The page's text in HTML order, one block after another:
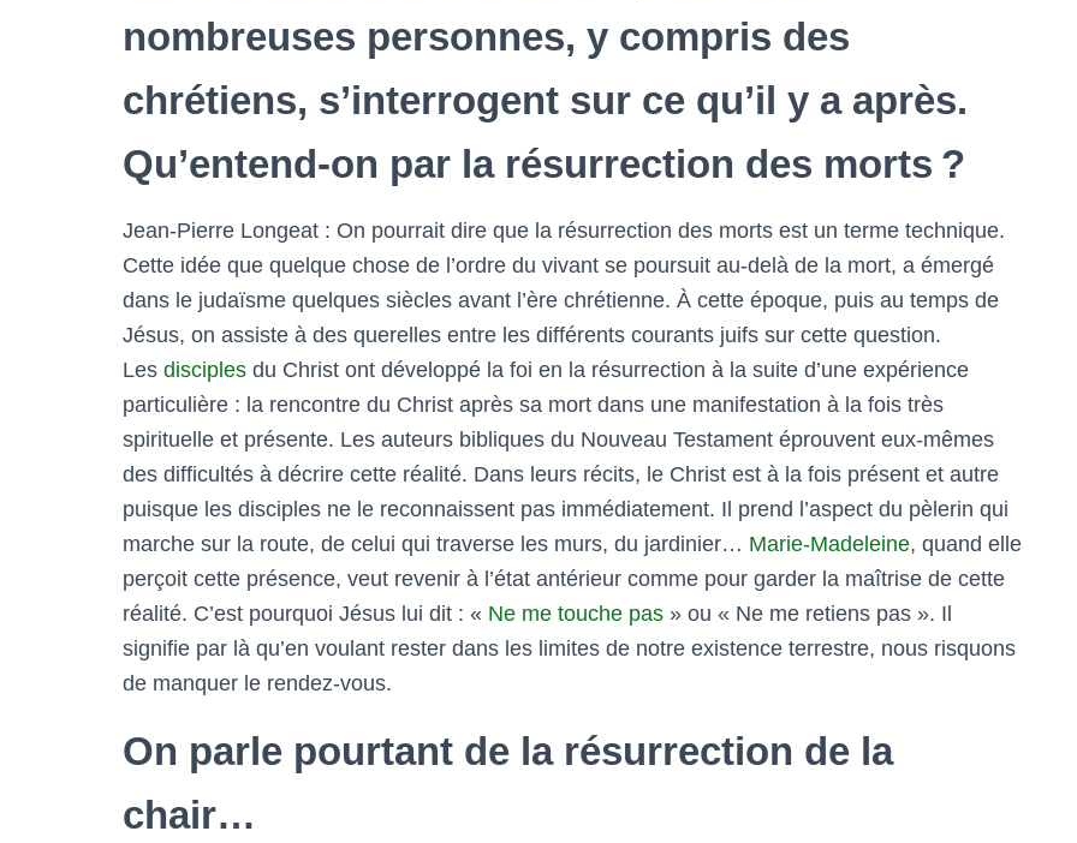
nombreuses personnes, y compris des
chrétiens, s’interrogent sur ce qu’il y a après.
Qu’entend-on par la résurrection des morts ?
Jean-Pierre Longeat : On pourrait dire que la résurrection des morts est un terme technique.
Cette idée que quelque chose de l’ordre du vivant se poursuit au-delà de la mort, a émergé
dans le judaïsme quelques siècles avant l’ère chrétienne. À cette époque, puis au temps de
Jésus, on assiste à des querelles entre les différents courants juifs sur cette question.
Les disciples du Christ ont développé la foi en la résurrection à la suite d’une expérience
particulière : la rencontre du Christ après sa mort dans une manifestation à la fois très
spirituelle et présente. Les auteurs bibliques du Nouveau Testament éprouvent eux-mêmes
des difficultés à décrire cette réalité. Dans leurs récits, le Christ est à la fois présent et autre
puisque les disciples ne le reconnaissent pas immédiatement. Il prend l’aspect du pèlerin qui
marche sur la route, de celui qui traverse les murs, du jardinier… Marie-Madeleine, quand elle
perçoit cette présence, veut revenir à l’état antérieur comme pour garder la maîtrise de cette
réalité. C’est pourquoi Jésus lui dit : « Ne me touche pas » ou « Ne me retiens pas ». Il
signifie par là qu’en voulant rester dans les limites de notre existence terrestre, nous risquons
de manquer le rendez-vous.
On parle pourtant de la résurrection de la
chair…